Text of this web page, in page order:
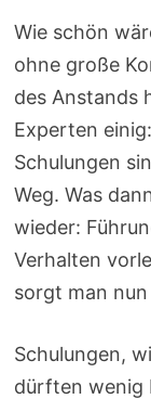
Wie schön
ohne große
des Anstands
Experten
Schulungen
Weg. Was
wieder:
Verhalten
sorgt man
Schulungen,
dürften wenig